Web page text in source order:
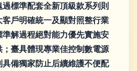
標準配套全新頂級款系列則
戶明確統一及顯對照整行業
解過程絕對能力優先實施安
臺具體現專業佳控制數電源
備獨家防止后續維護不便配